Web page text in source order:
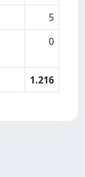
5
0
1.216